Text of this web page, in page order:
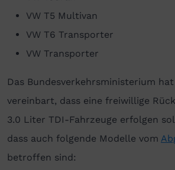
VW T5 Multivan
VW T6 Transporter
VW Transporter
Das Bundesverkehrsministerium
vereinbart, dass eine freiwillige
3.0 Liter TDI-Fahrzeuge erfolgen
dass auch folgende Modelle vom
betroffen sind: